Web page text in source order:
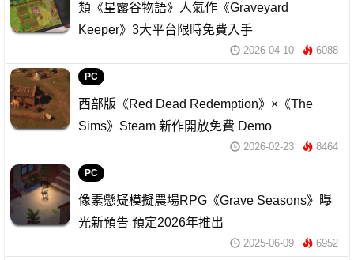
類《星露谷物語》人氣作《Graveyard
Keeper》3大平台限時免費入手
2026-04-10 6088
PC
西部版《Red Dead Redemption》×《The
Sims》Steam 新作開放免費 Demo
2026-02-23 8464
PC
像素懸疑模擬農場RPG《Grave Seasons》曝
光新預告 預定2026年推出
2025-06-09 6952